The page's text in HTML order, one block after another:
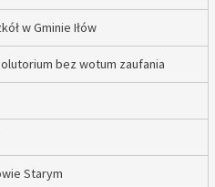
w Gminie Iłów
bez wotum zaufania
Starym